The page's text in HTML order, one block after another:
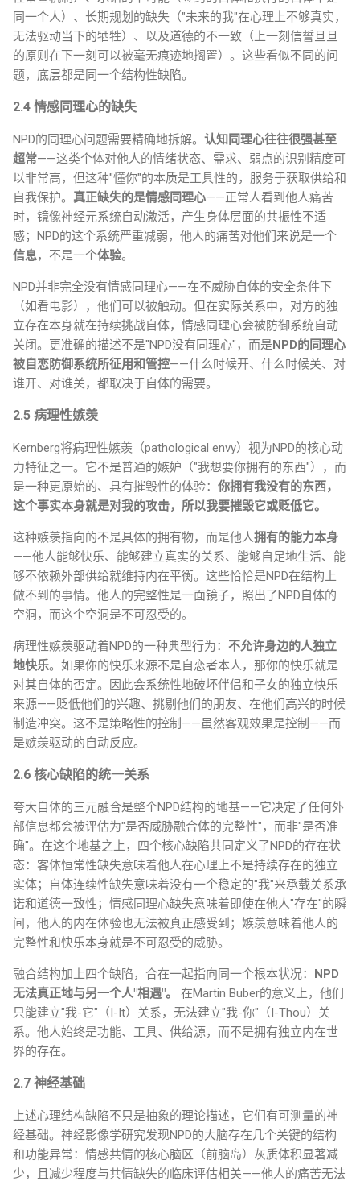
同一个人）、长期规划的缺失（"未来的我"在心理上不够真实，
无法驱动当下的牺牲）、以及道德的不一致（上一刻信誓旦旦
的原则在下一刻可以被毫无痕迹地搁置）。这些看似不同的问
题，底层都是同一个结构性缺陷。
2.4 情感同理心的缺失
NPD的同理心问题需要精确地拆解。 认知同理心往往很强甚至
超常——这类个体对他人的情绪状态、需求、弱点的识别精度可
以非常高，但这种"懂你"的本质是工具性的，服务于获取供给和
自我保护。 真正缺失的是情感同理心——正常人看到他人痛苦
时，镜像神经元系统自动激活，产生身体层面的共振性不适
感；NPD的这个系统严重减弱，他人的痛苦对他们来说是一个
信息，不是一个体验。
NPD并非完全没有情感同理心——在不威胁自体的安全条件下
（如看电影），他们可以被触动。但在实际关系中，对方的独
立存在本身就在持续挑战自体，情感同理心会被防御系统自动
关闭。更准确的描述不是"NPD没有同理心"，而是NPD的同理心
被自恋防御系统所征用和管控——什么时候开、什么时候关、对
谁开、对谁关，都取决于自体的需要。
2.5 病理性嫉羡
Kernberg将病理性嫉羡（pathological envy）视为NPD的核心动
力特征之一。它不是普通的嫉妒（"我想要你拥有的东西"），而
是一种更原始的、具有摧毁性的体验： 你拥有我没有的东西，
这个事实本身就是对我的攻击，所以我要摧毁它或贬低它。
这种嫉羡指向的不是具体的拥有物，而是他人拥有的能力本身
——他人能够快乐、能够建立真实的关系、能够自足地生活、能
够不依赖外部供给就维持内在平衡。这些恰恰是NPD在结构上
做不到的事情。他人的完整性是一面镜子，照出了NPD自体的
空洞，而这个空洞是不可忍受的。
病理性嫉羡驱动着NPD的一种典型行为： 不允许身边的人独立
地快乐。如果你的快乐来源不是自恋者本人，那你的快乐就是
对其自体的否定。因此会系统性地破坏伴侣和子女的独立快乐
来源——贬低他们的兴趣、挑剔他们的朋友、在他们高兴的时候
制造冲突。这不是策略性的控制——虽然客观效果是控制——而
是嫉羡驱动的自动反应。
2.6 核心缺陷的统一关系
夸大自体的三元融合是整个NPD结构的地基——它决定了任何外
部信息都会被评估为"是否威胁融合体的完整性"，而非"是否准
确"。在这个地基之上，四个核心缺陷共同定义了NPD的存在状
态：客体恒常性缺失意味着他人在心理上不是持续存在的独立
实体；自体连续性缺失意味着没有一个稳定的"我"来承载关系承
诺和道德一致性；情感同理心缺失意味着即使在他人"存在"的瞬
间，他人的内在体验也无法被真正感受到；嫉羡意味着他人的
完整性和快乐本身就是不可忍受的威胁。
融合结构加上四个缺陷，合在一起指向同一个根本状况： NPD
无法真正地与另一个人"相遇"。
在Martin Buber的意义上，他们
只能建立"我-它"（I-It）关系，无法建立"我-你"（I-Thou）关
系。他人始终是功能、工具、供给源，而不是拥有独立内在世
界的存在。
2.7 神经基础
上述心理结构缺陷不只是抽象的理论描述，它们有可测量的神
经基础。神经影像学研究发现NPD的大脑存在几个关键的结构
和功能异常：情感共情的核心脑区（前脑岛）灰质体积显著减
少，且减少程度与共情缺失的临床评估相关——他人的痛苦无法